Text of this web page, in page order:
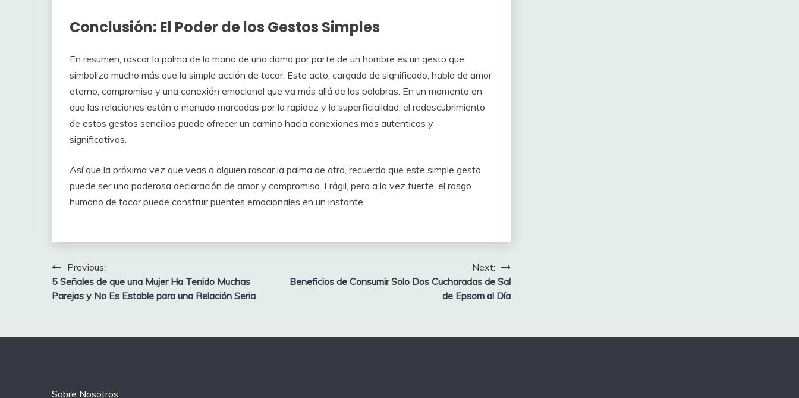
Conclusión: El Poder de los Gestos Simples
En resumen, rascar la palma de la mano de una dama por parte de un hombre es un gesto que
simboliza mucho más que la simple acción de tocar. Este acto, cargado de significado, habla de amor
eterno, compromiso y una conexión emocional que va más allá de las palabras. En un momento en
que las relaciones están a menudo marcadas por la rapidez y la superficialidad, el redescubrimiento
de estos gestos sencillos puede ofrecer un camino hacia conexiones más auténticas y
significativas.
Así que la próxima vez que veas a alguien rascar la palma de otra, recuerda que este simple gesto
puede ser una poderosa declaración de amor y compromiso. Frágil, pero a la vez fuerte, el rasgo
humano de tocar puede construir puentes emocionales en un instante.
Post
navigation
Previous:
5 Señales de que una Mujer Ha Tenido Muchas
Parejas y No Es Estable para una Relación Seria
Next:
Beneficios de Consumir Solo Dos Cucharadas de Sal
de Epsom al Día
Sobre Nosotros